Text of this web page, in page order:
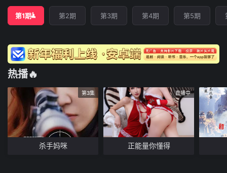
第1期 第2期 第3期 第4期 第5期
热播🔥
第3集
杀手妈咪
直播中
正能量你懂得